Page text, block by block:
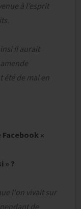
à l’esprit
il aurait
été de mal en
«
» ?
l'on vivait sur
de